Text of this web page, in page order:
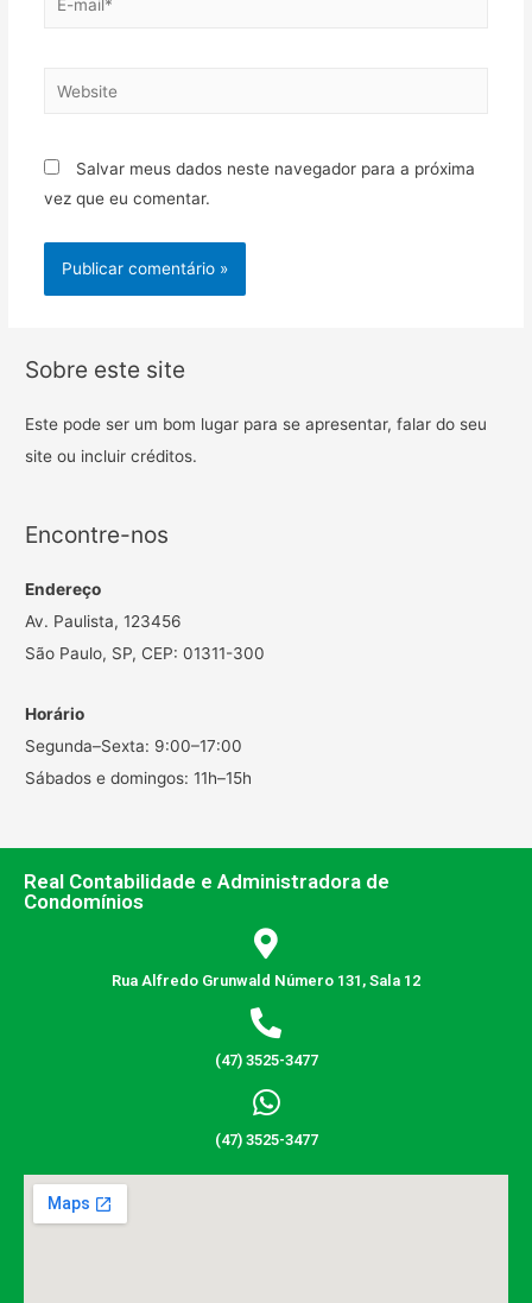
Salvar meus dados neste navegador para a próxima
vez que eu comentar.
Sobre este site
Este pode ser um bom lugar para se apresentar, falar do seu
site ou incluir créditos.
Encontre-nos
Endereço
Av. Paulista, 123456
São Paulo, SP, CEP: 01311-300
Horário
Segunda–Sexta: 9:00–17:00
Sábados e domingos: 11h–15h
Real Contabilidade e Administradora de
Condomínios
Rua Alfredo Grunwald Número 131, Sala 12
(47) 3525-3477
(47) 3525-3477